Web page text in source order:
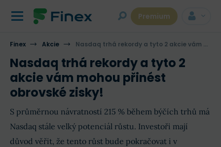
Premium
Finex Akcie Nasdaq trhá rekordy a tyto 2 akcie vám mohou přinést obrovské zisky!
Nasdaq trhá rekordy a tyto 2
akcie vám mohou přinést
obrovské zisky!
S průměrnou návratností 215 % během býčích trhů má
Nasdaq stále velký potenciál růstu. Investoři mají
důvod věřit, že tento růst bude pokračovat i v